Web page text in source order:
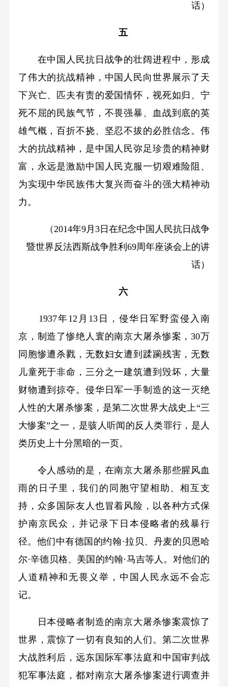
话）
五
在中国人民抗日战争的壮阔进程中，形成
了伟大的抗战精神，中国人民向世界展示了天
下兴亡、匹夫有责的爱国情怀，视死如归、宁
死不屈的民族气节，不畏强暴、血战到底的英
雄气概，百折不挠、坚忍不拔的必胜信念。伟
大的抗战精神，是中国人民弥足珍贵的精神财
富，永远是激励中国人民克服一切艰难险阻、
为实现中华民族伟大复兴而奋斗的强大精神动
力。
（2014年9月3日在纪念中国人民抗日战争
暨世界反法西斯战争胜利69周年座谈会上的讲
话）
六
1937年12月13日，侵华日军野蛮侵入南
京，制造了惨绝人寰的南京大屠杀惨案，30万
同胞惨遭杀戮，无数妇女遭到蹂躏残害，无数
儿童死于非命，三分之一建筑遭到毁坏，大量
财物遭到掠夺。侵华日军一手制造的这一灭绝
人性的大屠杀惨案，是第二次世界大战史上“三
大惨案”之一，是骇人听闻的反人类罪行，是人
类历史上十分黑暗的一页。
令人感动的是，在南京大屠杀那些腥风血
雨的日子里，我们的同胞守望相助、相互支
持，众多国际友人也冒着风险，以各种方式保
护南京民众，并记录下日本侵略者的残暴行
径。他们中有德国的约翰·拉贝、丹麦的贝恩哈
尔·辛德贝格、美国的约翰·马吉等人。对他们的
人道精神和无畏义举，中国人民永远不会忘
记。
日本侵略者制造的南京大屠杀惨案震惊了
世界，震惊了一切有良知的人们。第二次世界
大战胜利后，远东国际军事法庭和中国审判战
犯军事法庭，都对南京大屠杀惨案进行调查并